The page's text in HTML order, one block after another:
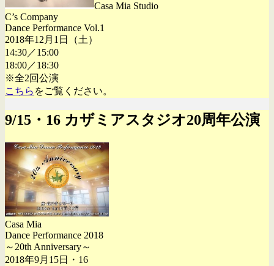
Casa Mia Studio
C’s Company
Dance Performance Vol.1
2018年12月1日（土）
14:30／15:00
18:00／18:30
※全2回公演
こちら をご覧ください。
9/15・16 カザミアスタジオ20周年公演
Casa Mia
Dance Performance 2018
～20th Anniversary～
2018年9月15日・16